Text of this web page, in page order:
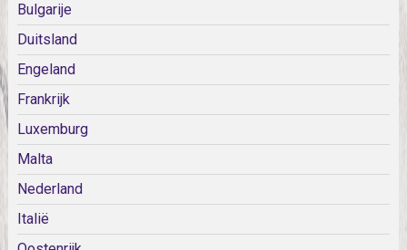
Bulgarije
Duitsland
Engeland
Frankrijk
Luxemburg
Malta
Nederland
Italië